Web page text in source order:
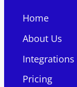
Home
About Us
Integrations
Pricing